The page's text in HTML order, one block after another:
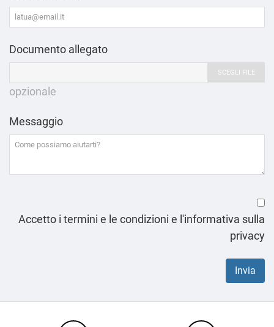
Documento allegato
SCEGLI FILE
opzionale
Messaggio
Accetto i termini e le condizioni e l'informativa sulla
privacy